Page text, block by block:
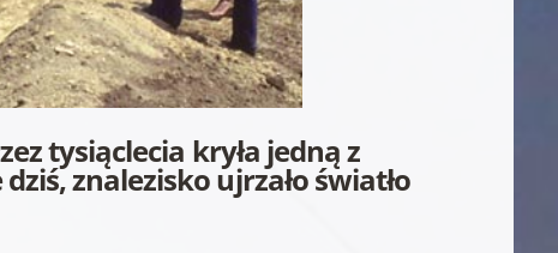
tysiąclecia kryła jedną z
znalezisko ujrzało światło